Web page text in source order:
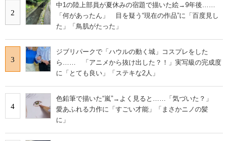
2
中1の陸上部員が夏休みの宿題で描いた絵→9年後……
「何があったん」 目を疑う“現在の作品”に「百度見し
た」「鳥肌がたった」
3
ジブリパークで「ハウルの動く城」コスプレをした
ら…… 「アニメから抜け出した？！」実写級の完成度
に「とても良い」「ステキな2人」
4
色鉛筆で描いた“嵐”→よく見ると……「気づいた？」
愛あふれる力作に「すごい才能」「まさかニノの髪
に」